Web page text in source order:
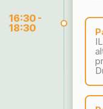
16:30 -
18:30